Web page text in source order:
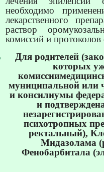
необходимо
лекарственного
раствор
комиссий и
Для родителей
которых
муниципальной или
и консилиумы
и
психотропных
ректальный),
Мидазолама
Фенобарбитала